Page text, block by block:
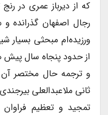
که از دیرباز عمرى در رنج
رجال اصفهان گذرانده و
ورزیده‌ام مبحثى بسیار
از حدود پنجاه سال پیش
و ترجمه حال مختصر آن
ثانى ملاعبدالعلى
تمجید و تعظیم فراوان